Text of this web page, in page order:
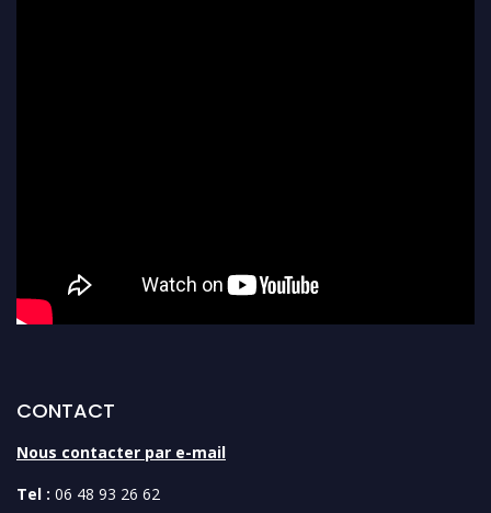
CONTACT
Nous contacter par e-mail
Tel : 06 48 93 26 62